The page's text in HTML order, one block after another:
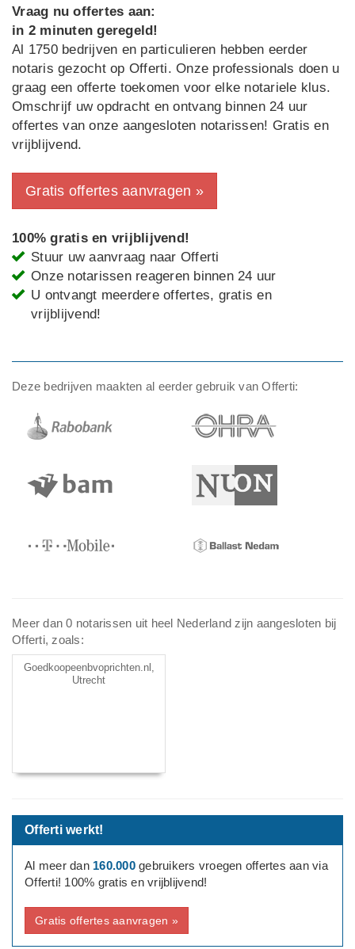
Vraag nu offertes aan:
in 2 minuten geregeld!
Al 1750 bedrijven en particulieren hebben eerder
notaris gezocht op Offerti. Onze professionals doen u
graag een offerte toekomen voor elke notariele klus.
Omschrijf uw opdracht en ontvang binnen 24 uur
offertes van onze aangesloten notarissen! Gratis en
vrijblijvend.
Gratis offertes aanvragen »
100% gratis en vrijblijvend!
Stuur uw aanvraag naar Offerti
Onze notarissen reageren binnen 24 uur
U ontvangt meerdere offertes, gratis en
vrijblijvend!
Deze bedrijven maakten al eerder gebruik van Offerti:
Meer dan 0 notarissen uit heel Nederland zijn aangesloten bij
Offerti, zoals:
Goedkoopeenbvoprichten.nl,
Utrecht
Offerti werkt!
Al meer dan 160.000gebruikers vroegen offertes aan via
Offerti! 100% gratis en vrijblijvend!
Gratis offertes aanvragen »